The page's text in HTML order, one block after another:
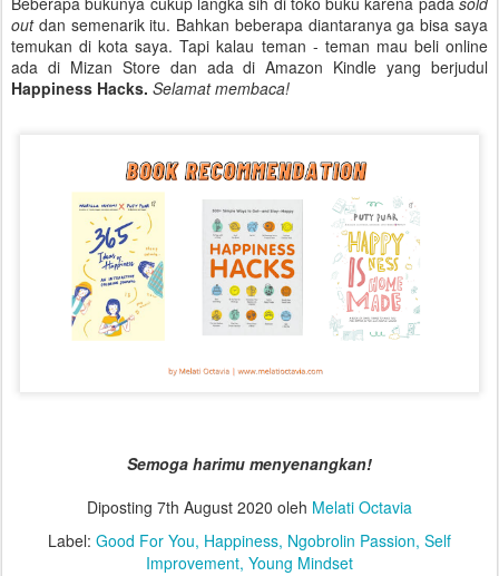
outdan semenarik itu. Bahkan beberapa diantaranya ga bisa saya
temukan di kota saya. Tapi kalau teman - teman mau beli online
ada di Mizan Store dan ada di Amazon Kindle yang berjudul
Happiness Hacks. Selamat membaca!
Semoga harimu menyenangkan!
Diposting 7th August 2020 oleh Melati Octavia
Label: Good For You Happiness Ngobrolin Passion Self
Improvement Young Mindset